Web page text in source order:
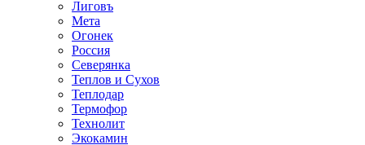
Лиговъ
Мета
Огонек
Россия
Северянка
Теплов и Сухов
Теплодар
Термофор
Технолит
Экокамин